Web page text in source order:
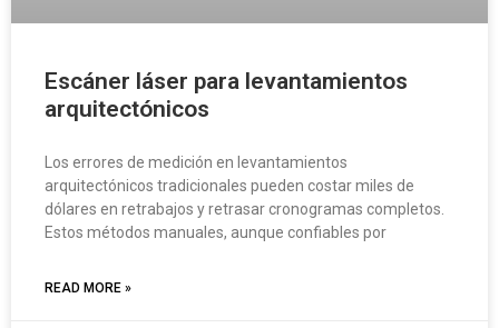
Escáner láser para levantamientos
arquitectónicos
Los errores de medición en levantamientos
arquitectónicos tradicionales pueden costar miles de
dólares en retrabajos y retrasar cronogramas completos.
Estos métodos manuales, aunque confiables por
READ MORE »